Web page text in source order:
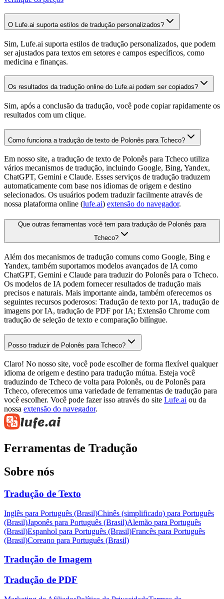
O Lufe.ai suporta estilos de tradução personalizados?
Sim, Lufe.ai suporta estilos de tradução personalizados, que podem
ser ajustados para textos em setores e campos específicos, como
medicina e finanças.
Os resultados da tradução online do Lufe.ai podem ser copiados?
Sim, após a conclusão da tradução, você pode copiar rapidamente os
resultados com um clique.
Como funciona a tradução de texto de Polonês para Tcheco?
Em nosso site, a tradução de texto de Polonês para Tcheco utiliza
vários mecanismos de tradução, incluindo Google, Bing, Yandex,
ChatGPT, Gemini e Claude. Esses serviços de tradução traduzem
automaticamente com base nos idiomas de origem e destino
selecionados. Os usuários podem traduzir facilmente através de
nossa plataforma online (lufe.ai) extensão do navegador.
Que outras ferramentas você tem para tradução de Polonês para
Tcheco?
Além dos mecanismos de tradução comuns como Google, Bing e
Yandex, também suportamos modelos avançados de IA como
ChatGPT, Gemini e Claude para traduzir do Polonês para o Tcheco.
Os modelos de IA podem fornecer resultados de tradução mais
precisos e naturais. Mais importante ainda, também oferecemos os
seguintes recursos poderosos: Tradução de texto por IA, tradução de
imagens por IA, tradução de PDF por IA; Extensão Chrome com
tradução de seleção de texto e comparação bilíngue.
Posso traduzir de Polonês para Tcheco?
Claro! No nosso site, você pode escolher de forma flexível qualquer
idioma de origem e destino para tradução mútua. Esteja você
traduzindo de Tcheco de volta para Polonês, ou de Polonês para
Tcheco, oferecemos uma variedade de ferramentas de tradução para
você escolher. Você pode fazer isso através do site Lufe.ai ou da
nossa extensão do navegador.
Ferramentas de Tradução
Sobre nós
Tradução de Texto
Inglês para Português (Brasil)Chinês (simplificado) para Português
(Brasil)Japonês para Português (Brasil)Alemão para Português
(Brasil)Espanhol para Português (Brasil)Francês para Português
(Brasil)Coreano para Português (Brasil)
Tradução de Imagem
Tradução de PDF